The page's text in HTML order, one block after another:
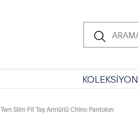
KOLEKSİYON
Twn Slim Fit Taş Armürlü Chino Pantolon